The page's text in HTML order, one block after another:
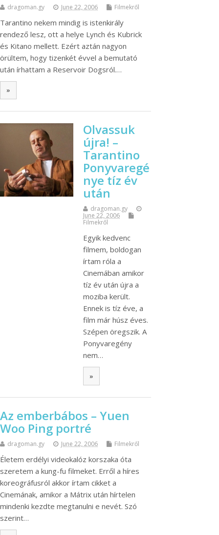
dragoman.gy June 22, 2006 Filmekről
Tarantino nekem mindig is istenkirály
rendező lesz, ott a helye Lynch és Kubrick
és Kitano mellett. Ezért aztán nagyon
örültem, hogy tizenkét évvel a bemutató
után írhattam a Reservoir Dogsról.…
»
Olvassuk
újra! –
Tarantino
Ponyvaregé
nye tíz év
után
dragoman.gy
June 22, 2006
Filmekről
Egyik kedvenc
filmem, boldogan
írtam róla a
Cinemában amikor
tíz év után újra a
moziba került.
Ennek is tíz éve, a
film már húsz éves.
Szépen öregszik. A
Ponyvaregény
nem…
»
Az emberbábos – Yuen
Woo Ping portré
dragoman.gy June 22, 2006 Filmekről
Életem erdélyi videokalóz korszaka óta
szeretem a kung-fu filmeket. Erről a híres
koreográfusról akkor írtam cikket a
Cinemának, amikor a Mátrix után hírtelen
mindenki kezdte megtanulni e nevét. Szó
szerint…